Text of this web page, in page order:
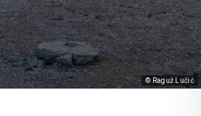
© Raguž Lučić